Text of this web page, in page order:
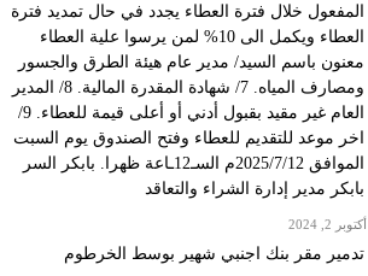
المفعول خلال فترة العطاء يجدد في حال تمديد فترة
العطاء ويكمل الى 10% لمن يرسوا علية العطاء
معنون باسم السيد/ مدير عام هيئة الطرق والجسور
ومصارف المياه. 7/ شهادة المقدرة المالية. 8/ المدير
العام غير مقيد بقبول أدني أو أعلى قيمة للعطاء. 9/
اخر موعد للتقديم للعطاء وفتح الصندوق يوم السبت
الموافق 2025/7/12م السـ12ـاعة ظهرا. بابكر السر
بابكر مدير إدارة الشراء والتعاقد
أكتوبر 2, 2024
تدمير مقر بنك اجنبي شهير بوسط الخرطوم